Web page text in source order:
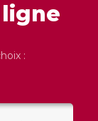
: